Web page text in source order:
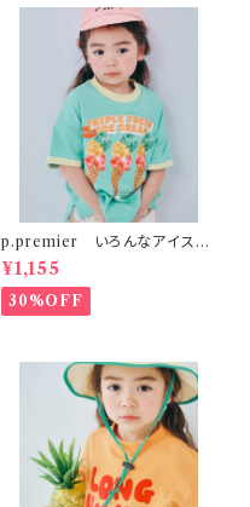
p.premier いろんなアイスち
ょーだいグラフィックリンガーT
シャツ ミント
¥1,155
30%OFF